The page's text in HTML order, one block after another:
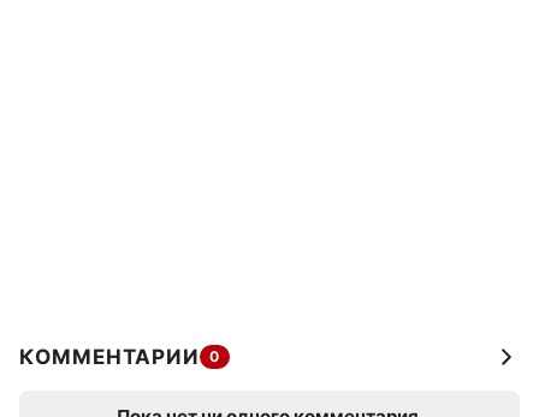
КОММЕНТАРИИ 0